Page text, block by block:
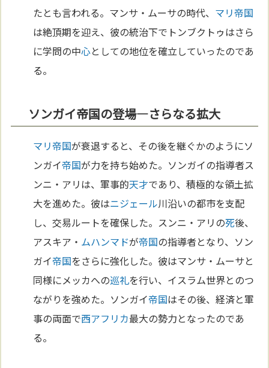
たとも言われる。マンサ・ムーサの時代、 マリ帝国
は絶頂期を迎え、彼の統治下でトンブクトゥはさら
に学問の中心としての地位を確立していったのであ
る。
ソンガイ帝国の登場—さらなる拡大
マリ帝国が衰退すると、その後を継ぐかのようにソ
ンガイ帝国が力を持ち始めた。ソンガイの指導者ス
ンニ・アリは、軍事的天才であり、積極的な領土拡
大を進めた。彼はニジェール川沿いの都市を支配
し、交易ルートを確保した。スンニ・アリの死後、
アスキア・ ムハンマドが帝国の指導者となり、ソン
ガイ帝国をさらに強化した。彼はマンサ・ムーサと
同様にメッカへの巡礼を行い、イスラム世界とのつ
ながりを強めた。ソンガイ帝国はその後、経済と軍
事の両面で西アフリカ最大の勢力となったのであ
る。